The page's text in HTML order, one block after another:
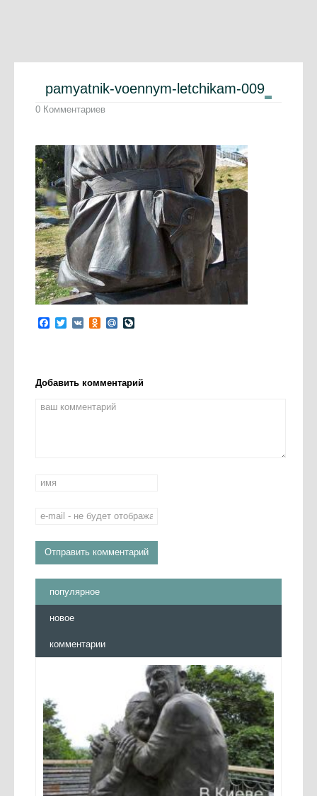
pamyatnik-voennym-letchikam-009
0 Комментариев
Facebook
Twitter
VK Odnoklassniki
Mail.Ru
Добавить комментарий
популярное
новое
комментарии